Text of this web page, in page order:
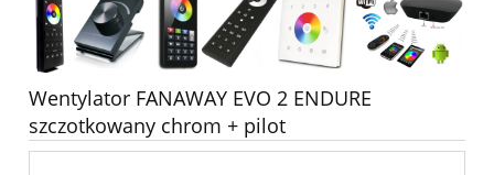
Wentylator FANAWAY EVO 2 ENDURE
szczotkowany chrom + pilot